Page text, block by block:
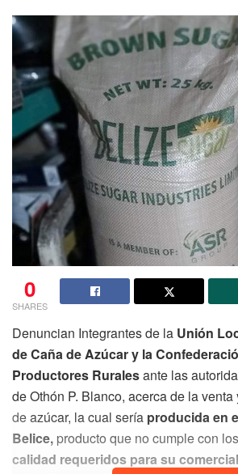
0
SHARES
Denuncian Integrantes de la Unión
de Caña de Azúcar y la
Productores Ruralesante las
de Othón P. Blanco, acerca de la
de azúcar, la cual sería producida en
Belice, producto que no cumple con
calidad requeridos para su